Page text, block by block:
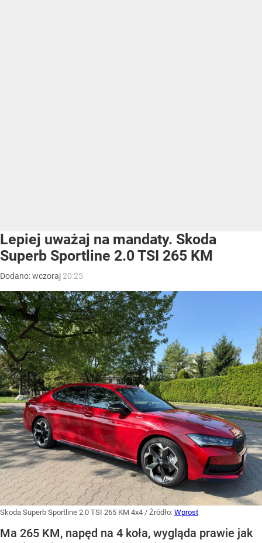
Lepiej uważaj na mandaty. Skoda
Superb Sportline 2.0 TSI 265 KM
Dodano:wczoraj 20:25
Skoda Superb Sportline 2.0 TSI 265 KM 4x4 / Źródło: Wprost
Ma 265 KM, napęd na 4 koła, wygląda prawie jak